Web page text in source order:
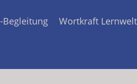
Begleitung Wortkraft Lernwelt